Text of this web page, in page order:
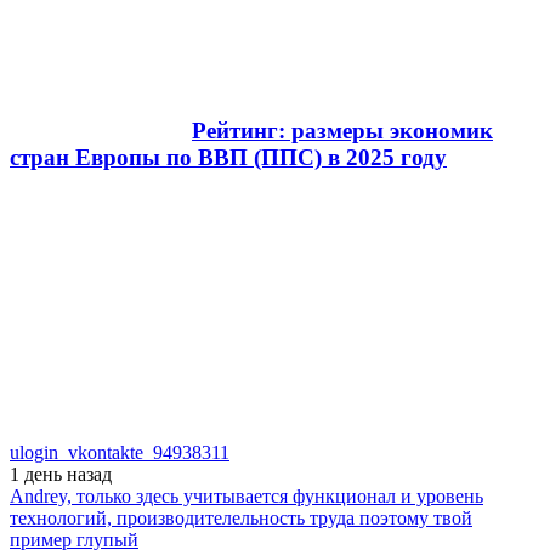
Рейтинг: размеры экономик
стран Европы по ВВП (ППС) в 2025 году
ulogin_vkontakte_94938311
1 день назад
Andrey, только здесь учитывается функционал и уровень
технологий, производителельность труда поэтому твой
пример глупый